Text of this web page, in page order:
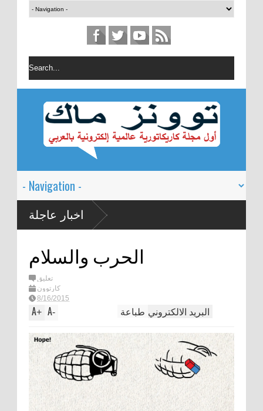
اخبار عاجلة
الحرب والسلام
تعليق
كارتوون
8/16/2015
A+ A- البريد الالكتروني طباعة